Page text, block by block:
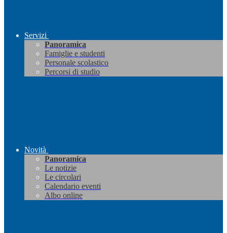
Servizi
Panoramica
Famiglie e studenti
Personale scolastico
Percorsi di studio
Novità
Panoramica
Le notizie
Le circolari
Calendario eventi
Albo online